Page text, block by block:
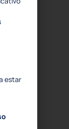
estar